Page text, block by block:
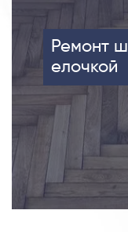
Ремонт
елочкой